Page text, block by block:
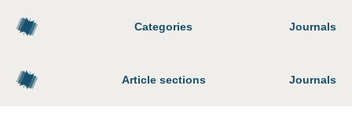
Categories Journals
Article sections Journals